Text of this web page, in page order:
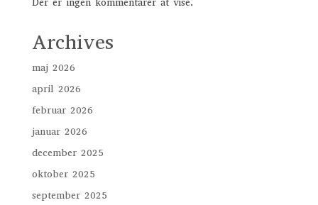
Der er ingen kommentarer at vise.
Archives
maj 2026
april 2026
februar 2026
januar 2026
december 2025
oktober 2025
september 2025